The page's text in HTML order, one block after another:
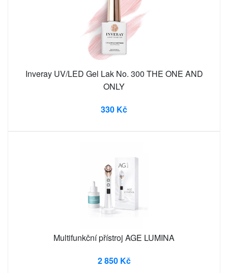
Inveray UV/LED Gel Lak No. 300 THE ONE AND
ONLY
330 Kč
Multifunkční přístroj AGE LUMINA
2 850 Kč